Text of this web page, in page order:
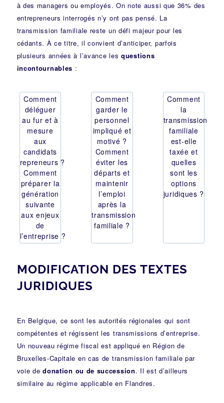
à des managers ou employés. On note aussi que 36% des
entrepreneurs interrogés n’y ont pas pensé. La
transmission familiale reste un défi majeur pour les
cédants. À ce titre, il convient d’anticiper, parfois
plusieurs années à l’avance les questions
incontournables :
Comment
déléguer
au fur et à
mesure
aux
candidats
repreneurs ?
Comment
préparer la
génération
suivante
aux enjeux
de
l’entreprise ?
Comment
garder le
personnel
impliqué et
motivé ?
Comment
éviter les
départs et
maintenir
l’emploi
après la
transmission
familiale ?
Comment
la
transmission
familiale
est-elle
taxée et
quelles
sont les
options
juridiques ?
MODIFICATION DES TEXTES
JURIDIQUES
En Belgique, ce sont les autorités régionales qui sont
compétentes et régissent les transmissions d’entreprise.
Un nouveau régime fiscal est appliqué en Région de
Bruxelles-Capitale en cas de transmission familiale par
voie de donation ou de succession. Il est d’ailleurs
similaire au régime applicable en Flandres.